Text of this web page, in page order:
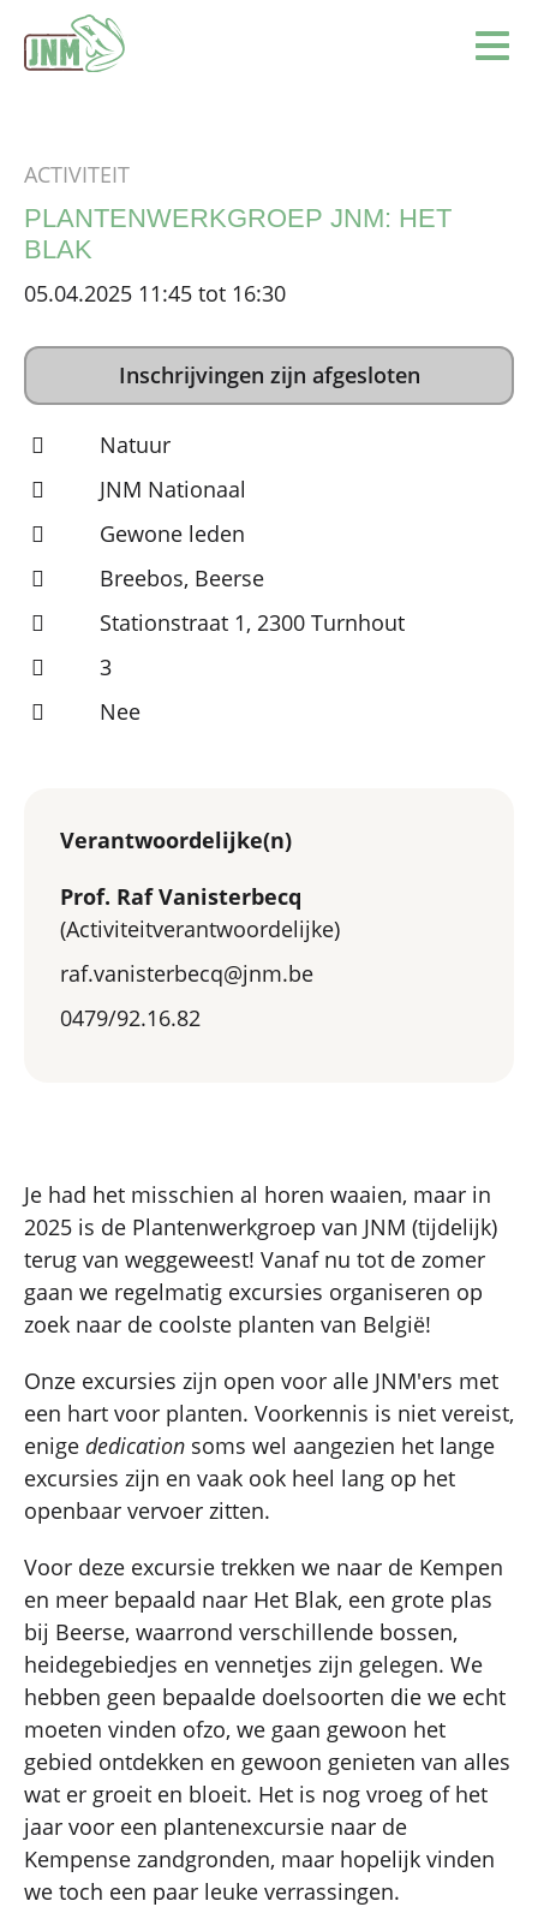
ACTIVITEIT
PLANTENWERKGROEP JNM: HET
BLAK
05.04.2025 11:45 tot 16:30
Inschrijvingen zijn afgesloten
Natuur
JNM Nationaal
Gewone leden
Breebos, Beerse
Stationstraat 1, 2300 Turnhout
3
Nee
Verantwoordelijke(n)
Prof. Raf Vanisterbecq
(Activiteitverantwoordelijke)
raf.vanisterbecq@jnm.be
0479/92.16.82
Je had het misschien al horen waaien, maar in
2025 is de Plantenwerkgroep van JNM (tijdelijk)
terug van weggeweest! Vanaf nu tot de zomer
gaan we regelmatig excursies organiseren op
zoek naar de coolste planten van België!
Onze excursies zijn open voor alle JNM'ers met
een hart voor planten. Voorkennis is niet vereist,
enige dedication soms wel aangezien het lange
excursies zijn en vaak ook heel lang op het
openbaar vervoer zitten.
Voor deze excursie trekken we naar de Kempen
en meer bepaald naar Het Blak, een grote plas
bij Beerse, waarrond verschillende bossen,
heidegebiedjes en vennetjes zijn gelegen. We
hebben geen bepaalde doelsoorten die we echt
moeten vinden ofzo, we gaan gewoon het
gebied ontdekken en gewoon genieten van alles
wat er groeit en bloeit. Het is nog vroeg of het
jaar voor een plantenexcursie naar de
Kempense zandgronden, maar hopelijk vinden
we toch een paar leuke verrassingen.